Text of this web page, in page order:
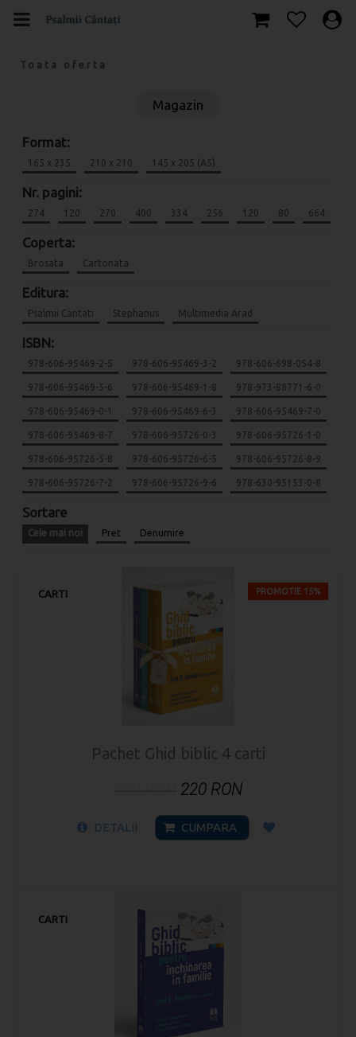
Toata oferta
Magazin
Format:
165 x 235 210 x 210 145 x 205 (A5)
Nr. pagini:
274 120 270 400 334 256 120 80 664
Coperta:
Brosata Cartonata
Editura:
Psalmii Cantati Stephanus Multimedia Arad
ISBN:
978-606-95469-2-5 978-606-95469-3-2 978-606-698-054-8
978-606-95469-5-6 978-606-95469-1-8 978-973-88771-6-0
978-606-95469-0-1 978-606-95469-6-3 978-606-95469-7-0
978-606-95469-8-7 978-606-95726-0-3 978-606-95726-1-0
978-606-95726-5-8 978-606-95726-6-5 978-606-95726-8-9
978-606-95726-7-2 978-606-95726-9-6 978-630-95153-0-8
Sortare
Cele mai noi Pret Denumire
CARTI PROMOTIE 15%
Pachet Ghid biblic 4 carti
220 RON
DETALII CUMPARA
CARTI